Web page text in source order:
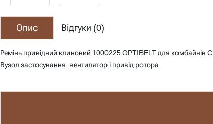
Опис Відгуки (0)
Ремінь привідний клиновий 1000225 OPTIBELT для комбайнів
Вузол застосування: вентилятор і привід ротора.